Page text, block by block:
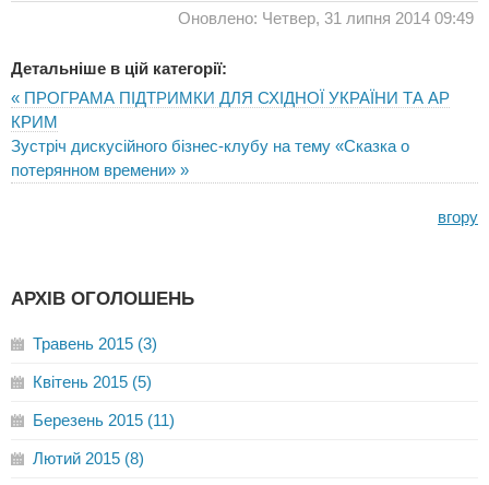
Оновлено: Четвер, 31 липня 2014 09:49
Детальніше в цій категорії:
« ПРОГРАМА ПІДТРИМКИ ДЛЯ СХІДНОЇ УКРАЇНИ ТА АР
КРИМ
Зустріч дискусійного бізнес-клубу на тему «Сказка о
потерянном времени» »
вгору
АРХІВ ОГОЛОШЕНЬ
Травень 2015 (3)
Квітень 2015 (5)
Березень 2015 (11)
Лютий 2015 (8)